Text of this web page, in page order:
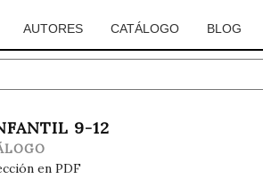
AUTORES CATÁLOGO BLOG
9-12
en PDF